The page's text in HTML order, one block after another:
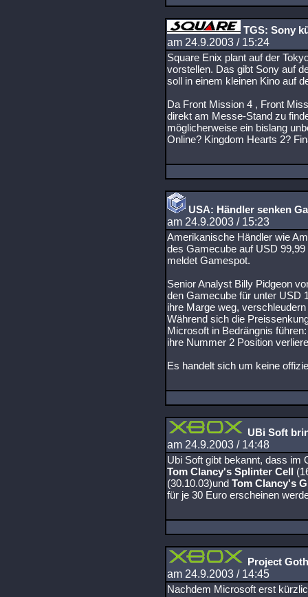
TGS: Sony
am 24.9.2003 / 15:24
Square Enix plant auf der
vorstellen. Das gibt Sony auf
soll in einem kleinen Kino auf
Da Front Mission 4 , Front
direkt am Messe-Stand zu
möglicherweise ein bislang
Online? Kingdom Hearts 2?
USA: Händler senken
am 24.9.2003 / 15:23
Amerikanische Händler wie
des Gamecube auf USD
meldet Gamespot.
Senior Analyst Billy Pidgeon
den Gamecube für unter USD
ihre Marge weg,
Während sich die
Microsoft in Bedrängnis
ihre Nummer 2 Position
Es handelt sich um keine
UBi Soft
am 24.9.2003 / 14:48
Ubi Soft gibt bekannt, dass im
Tom Clancy's Splinter Cell
(30.10.03)und Tom Clancy's
für je 30 Euro erscheinen
Project
am 24.9.2003 / 14:45
Nachdem Microsoft erst